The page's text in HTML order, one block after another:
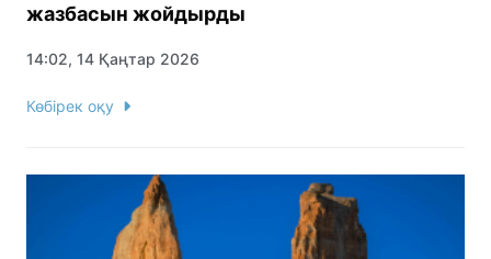
жазбасын жойдырды
14:02, 14 Қаңтар 2026
Көбірек оқу